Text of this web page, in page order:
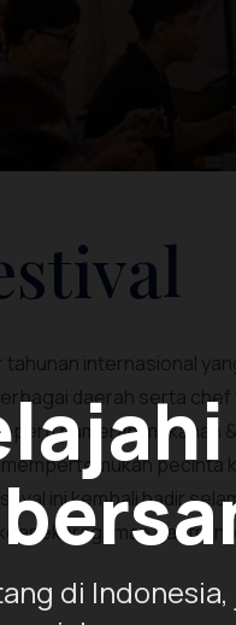
di
internasional
daerah serta
pameran makanan
pecinta
ini kembali hadir